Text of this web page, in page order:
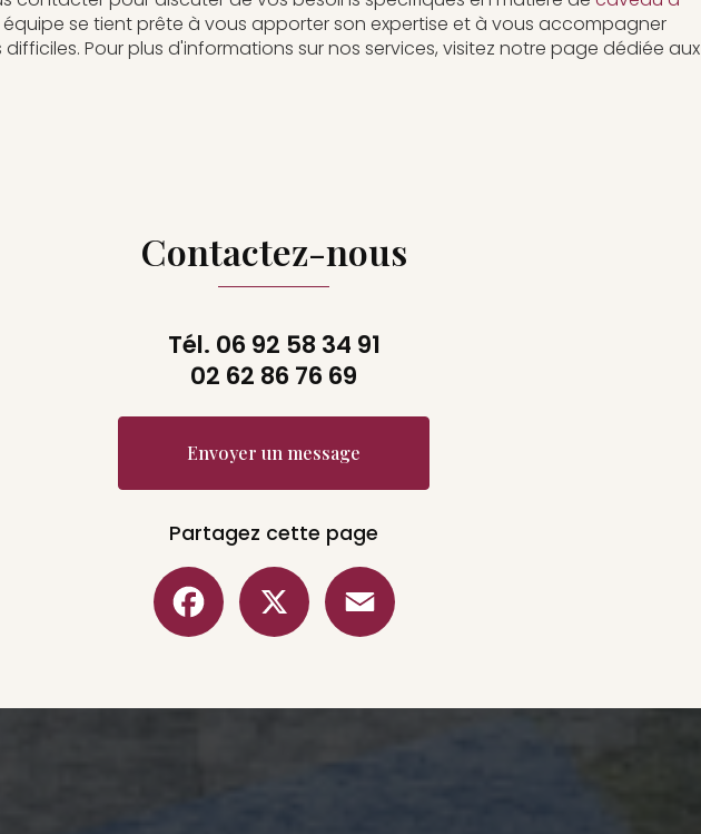
équipe se tient prête à vous apporter son expertise et à vous accompagner
Pour plus d'informations sur nos services, visitez notre page dédiée aux
Contactez-nous
Tél. 06 92 58 34 91
02 62 86 76 69
Envoyer un message
Partagez cette page
Facebook